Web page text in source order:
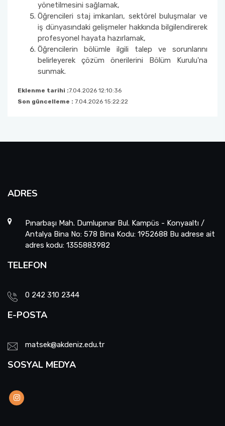
yönetilmesini sağlamak,
Öğrencileri staj imkanları, sektörel buluşmalar ve
iş dünyasındaki gelişmeler hakkında bilgilendirerek
profesyonel hayata hazırlamak,
Öğrencilerin bölümle ilgili talep ve sorunlarını
belirleyerek çözüm önerilerini Bölüm Kurulu'na
sunmak.
Eklenme tarihi :7.04.2026 12:10:36
Son güncelleme : 7.04.2026 15:22:22
ADRES
Pınarbaşı Mah. Dumlupınar Bul. Kampüs - Konyaaltı /
Antalya Bina No: 578 Bina Kodu: 1952688 Bu adrese ait
adres kodu: 1355883982
TELEFON
0 242 310 2344
E-POSTA
matsek@akdeniz.edu.tr
SOSYAL MEDYA
Projeler ve Kurum Desteği/Bütçe Komisyonu
Kütüphane ve Dokümantasyon Komisyonu
Bölüm Bilimsel Aktivite Takip Komisyonu